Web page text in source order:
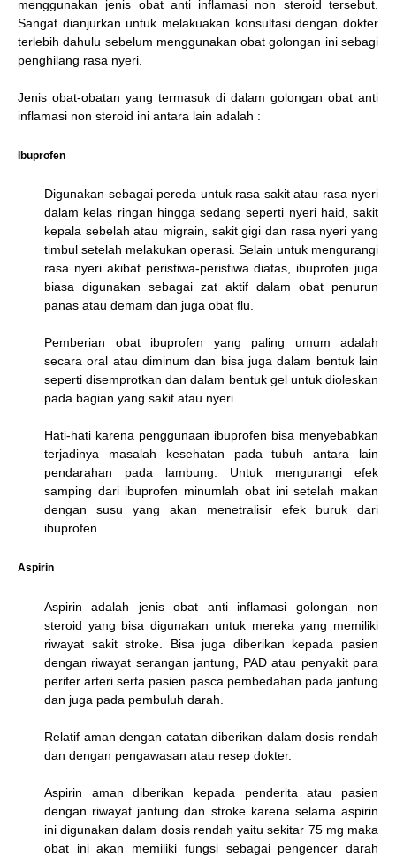
menggunakan jenis obat anti inflamasi non steroid tersebut.
Sangat dianjurkan untuk melakuakan konsultasi dengan dokter
terlebih dahulu sebelum menggunakan obat golongan ini sebagi
penghilang rasa nyeri.
Jenis obat-obatan yang termasuk di dalam golongan obat anti
inflamasi non steroid ini antara lain adalah :
Ibuprofen
Digunakan sebagai pereda untuk rasa sakit atau rasa nyeri
dalam kelas ringan hingga sedang seperti nyeri haid, sakit
kepala sebelah atau migrain, sakit gigi dan rasa nyeri yang
timbul setelah melakukan operasi. Selain untuk mengurangi
rasa nyeri akibat peristiwa-peristiwa diatas, ibuprofen juga
biasa digunakan sebagai zat aktif dalam obat penurun
panas atau demam dan juga obat flu.
Pemberian obat ibuprofen yang paling umum adalah
secara oral atau diminum dan bisa juga dalam bentuk lain
seperti disemprotkan dan dalam bentuk gel untuk dioleskan
pada bagian yang sakit atau nyeri.
Hati-hati karena penggunaan ibuprofen bisa menyebabkan
terjadinya masalah kesehatan pada tubuh antara lain
pendarahan pada lambung. Untuk mengurangi efek
samping dari ibuprofen minumlah obat ini setelah makan
dengan susu yang akan menetralisir efek buruk dari
ibuprofen.
Aspirin
Aspirin adalah jenis obat anti inflamasi golongan non
steroid yang bisa digunakan untuk mereka yang memiliki
riwayat sakit stroke. Bisa juga diberikan kepada pasien
dengan riwayat serangan jantung, PAD atau penyakit para
perifer arteri serta pasien pasca pembedahan pada jantung
dan juga pada pembuluh darah.
Relatif aman dengan catatan diberikan dalam dosis rendah
dan dengan pengawasan atau resep dokter.
Aspirin aman diberikan kepada penderita atau pasien
dengan riwayat jantung dan stroke karena selama aspirin
ini digunakan dalam dosis rendah yaitu sekitar 75 mg maka
obat ini akan memiliki fungsi sebagai pengencer darah